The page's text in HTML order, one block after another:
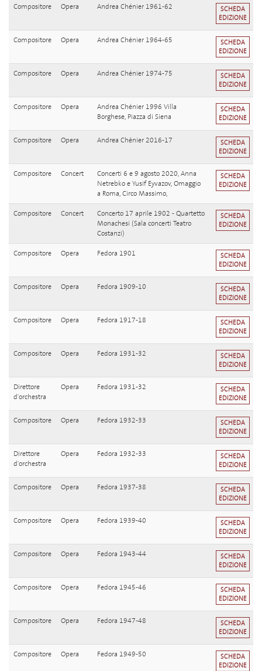
Compositore Opera Andrea Chénier 1961-62
SCHEDA
EDIZIONE
Compositore Opera Andrea Chénier 1964-65
SCHEDA
EDIZIONE
Compositore Opera Andrea Chénier 1974-75
SCHEDA
EDIZIONE
Compositore Opera
Andrea Chénier 1996 Villa
Borghese, Piazza di Siena
SCHEDA
EDIZIONE
Compositore Opera Andrea Chénier 2016-17
SCHEDA
EDIZIONE
Compositore Concert
Concerti 6 e 9 agosto 2020, Anna
Netrebko e Yusif Eyvazov, Omaggio
a Roma, Circo Massimo,
SCHEDA
EDIZIONE
Compositore Concert
Concerto 17 aprile 1902 - Quartetto
Monachesi (Sala concerti Teatro
Costanzi)
SCHEDA
EDIZIONE
Compositore Opera Fedora 1901
SCHEDA
EDIZIONE
Compositore Opera Fedora 1909-10
SCHEDA
EDIZIONE
Compositore Opera Fedora 1917-18
SCHEDA
EDIZIONE
Compositore Opera Fedora 1931-32
SCHEDA
EDIZIONE
Direttore
d'orchestra
Opera Fedora 1931-32
SCHEDA
EDIZIONE
Compositore Opera Fedora 1932-33
SCHEDA
EDIZIONE
Direttore
d'orchestra
Opera Fedora 1932-33
SCHEDA
EDIZIONE
Compositore Opera Fedora 1937-38
SCHEDA
EDIZIONE
Compositore Opera Fedora 1939-40
SCHEDA
EDIZIONE
Compositore Opera Fedora 1943-44
SCHEDA
EDIZIONE
Compositore Opera Fedora 1945-46
SCHEDA
EDIZIONE
Compositore Opera Fedora 1947-48
SCHEDA
EDIZIONE
Compositore Opera Fedora 1949-50
SCHEDA
EDIZIONE